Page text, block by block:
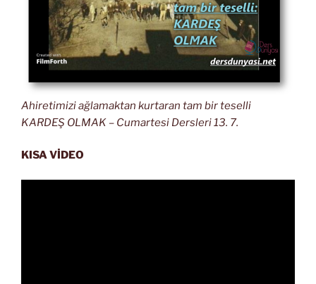
Ahiretimizi ağlamaktan kurtaran tam bir teselli
KARDEŞ OLMAK – Cumartesi Dersleri 13. 7.
KISA VİDEO